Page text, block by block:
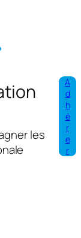
les
A
d
h
é
r
e
r